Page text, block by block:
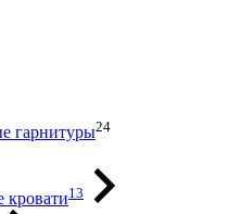
гарнитуры24
кровати13